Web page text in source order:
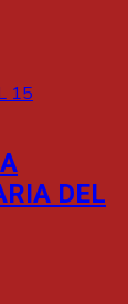
DEL